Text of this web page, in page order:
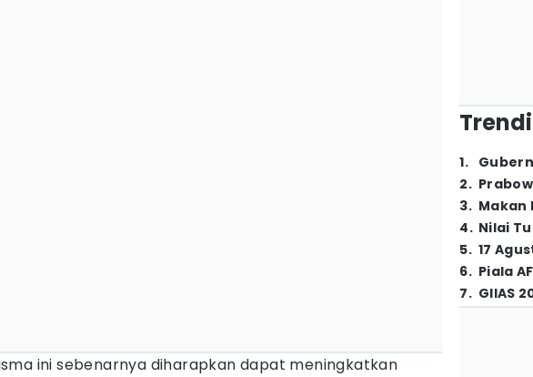
ini sebenarnya diharapkan dapat meningkatkan
1.
2.
3. Makan
4. Nilai
5. 17
6. Piala
7. GIIAS